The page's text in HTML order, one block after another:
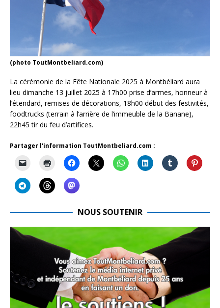
(photo ToutMontbeliard.com)
La cérémonie de la Fête Nationale 2025 à Montbéliard aura
lieu dimanche 13 juillet 2025 à 17h00 prise d’armes, honneur à
l’étendard, remises de décorations, 18h00 début des festivités,
foodtrucks (terrain à l’arrière de l’immeuble de la Banane),
22h45 tir du feu d’artifices.
Partager l'information ToutMontbeliard.com :
NOUS SOUTENIR